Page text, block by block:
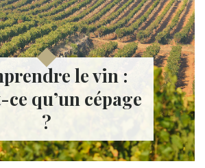
le vin :
ce qu’un cépage
?